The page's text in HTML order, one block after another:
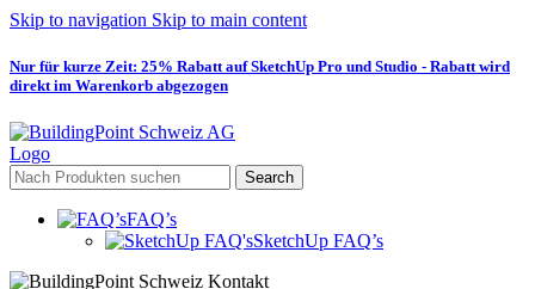
Skip to navigation Skip to main content
Nur für kurze Zeit: 25% Rabatt auf SketchUp Pro und Studio - Rabatt wird
direkt im Warenkorb abgezogen
Search
FAQ’s
SketchUp FAQ’s